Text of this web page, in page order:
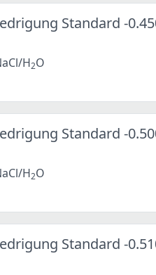
Standard -
H2O
Standard -
H2O
Standard -